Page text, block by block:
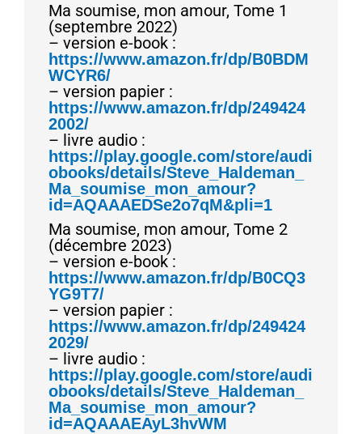
Ma soumise, mon amour, Tome 1
(septembre 2022)
– version e-book :
https://www.amazon.fr/dp/B0BDM
WCYR6/
– version papier :
https://www.amazon.fr/dp/249424
2002/
– livre audio :
https://play.google.com/store/audi
obooks/details/Steve_Haldeman_
Ma_soumise_mon_amour?
id=AQAAAEDSe2o7qM&pli=1
Ma soumise, mon amour, Tome 2
(décembre 2023)
– version e-book :
https://www.amazon.fr/dp/B0CQ3
YG9T7/
– version papier :
https://www.amazon.fr/dp/249424
2029/
– livre audio :
https://play.google.com/store/audi
obooks/details/Steve_Haldeman_
Ma_soumise_mon_amour?
id=AQAAAEAyL3hvWM